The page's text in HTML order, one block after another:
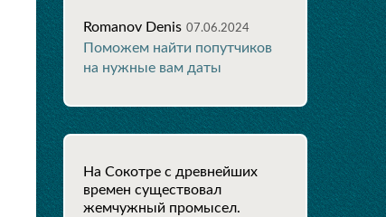
Romanov Denis 07.06.2024
Поможем найти попутчиков
на нужные вам даты
На Сокотре с древнейших
времен существовал
жемчужный промысел.